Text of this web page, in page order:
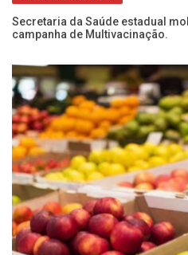
Secretaria da Saúde estadual
campanha de Multivacinação.